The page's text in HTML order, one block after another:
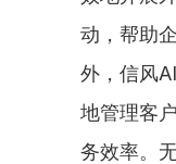
动，帮助
外，信风
地管理客
务效率。